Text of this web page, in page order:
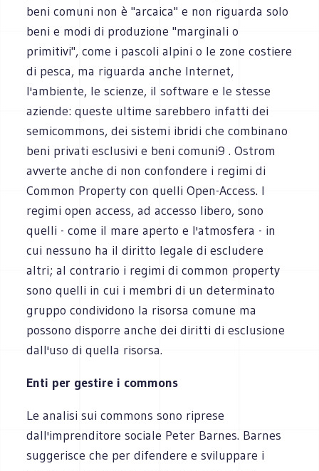
beni comuni non è "arcaica" e non riguarda solo
beni e modi di produzione "marginali o
primitivi", come i pascoli alpini o le zone costiere
di pesca, ma riguarda anche Internet,
l'ambiente, le scienze, il software e le stesse
aziende: queste ultime sarebbero infatti dei
semicommons, dei sistemi ibridi che combinano
beni privati esclusivi e beni comuni9 . Ostrom
avverte anche di non confondere i regimi di
Common Property con quelli Open-Access. I
regimi open access, ad accesso libero, sono
quelli - come il mare aperto e l'atmosfera - in
cui nessuno ha il diritto legale di escludere
altri; al contrario i regimi di common property
sono quelli in cui i membri di un determinato
gruppo condividono la risorsa comune ma
possono disporre anche dei diritti di esclusione
dall'uso di quella risorsa.
Enti per gestire i commons
Le analisi sui commons sono riprese
dall'imprenditore sociale Peter Barnes. Barnes
suggerisce che per difendere e sviluppare i